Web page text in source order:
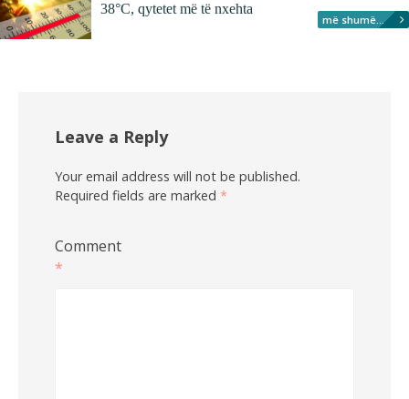
38°C, qytetet më të nxehta
më shumë...
Leave a Reply
Your email address will not be published.
Required fields are marked *
Comment
*